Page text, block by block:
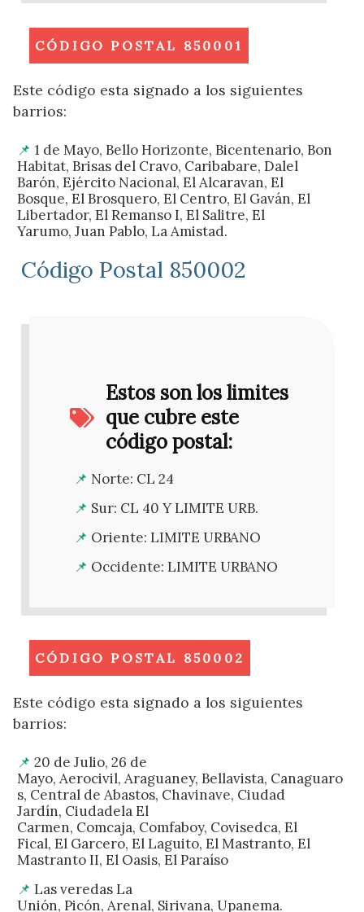
CÓDIGO POSTAL 850001
Este código esta signado a los siguientes
barrios:
1 de Mayo, Bello Horizonte, Bicentenario, Bon
Habitat, Brisas del Cravo, Caribabare, Dalel
Barón, Ejército Nacional, El Alcaravan, El
Bosque, El Brosquero, El Centro, El Gaván, El
Libertador, El Remanso I, El Salitre, El
Yarumo, Juan Pablo, La Amistad.
Código Postal 850002
Estos son los limites
que cubre este
código postal:
Norte: CL 24
Sur: CL 40 Y LIMITE URB.
Oriente: LIMITE URBANO
Occidente: LIMITE URBANO
CÓDIGO POSTAL 850002
Este código esta signado a los siguientes
barrios:
20 de Julio, 26 de
Mayo, Aerocivil, Araguaney, Bellavista, Canaguaro
s, Central de Abastos, Chavinave, Ciudad
Jardín, Ciudadela El
Carmen, Comcaja, Comfaboy, Covisedca, El
Fical, El Garcero, El Laguito, El Mastranto, El
Mastranto II, El Oasis, El Paraíso
Las veredas La
Unión, Picón, Arenal, Sirivana, Upanema.